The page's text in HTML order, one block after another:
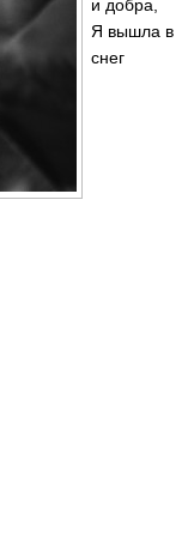
и добра,
Я вышла в
снег